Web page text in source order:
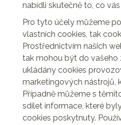
nabídli skutečně to, co
Pro tyto účely můžeme
vlastních cookies, tak
Prostřednictvím našich
tak mohou být do vašeho
ukládány cookies
marketingových nástrojů,
Případně můžeme s
sdílet informace, které
cookies poskytnuty.